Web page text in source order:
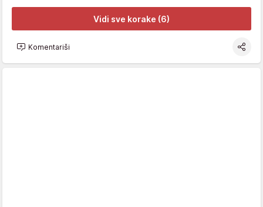
Vidi sve korake (6)
Komentariši